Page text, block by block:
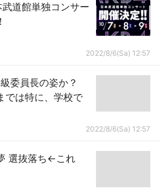
武道館単独コンサー
2022/8/6(Sa) 12:57
委員長の姿か？
では特に、学校で
2022/8/6(Sa) 12:57
選抜落ち←これ